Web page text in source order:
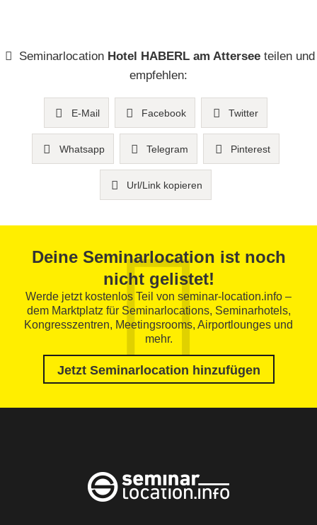
Seminarlocation Hotel HABERL am Atterseeteilen und
empfehlen:
E-Mail Facebook Twitter
Whatsapp Telegram Pinterest
Url/Link kopieren
Deine Seminarlocation ist noch
nicht gelistet!
Werde jetzt kostenlos Teil von seminar-location.info –
dem Marktplatz für Seminarlocations, Seminarhotels,
Kongresszentren, Meetingsrooms, Airportlounges und
mehr.
Jetzt Seminarlocation hinzufügen